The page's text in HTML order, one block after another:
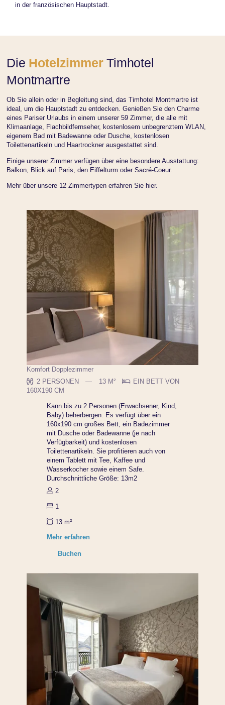
in der französischen Hauptstadt.
Die HotelzimmerTimhotel
Montmartre
Ob Sie allein oder in Begleitung sind, das Timhotel Montmartre ist
ideal, um die Hauptstadt zu entdecken. Genießen Sie den Charme
eines Pariser Urlaubs in einem unserer 59 Zimmer, die alle mit
Klimaanlage, Flachbildfernseher, kostenlosem unbegrenztem WLAN,
eigenem Bad mit Badewanne oder Dusche, kostenlosen
Toilettenartikeln und Haartrockner ausgestattet sind.
Einige unserer Zimmer verfügen über eine besondere Ausstattung:
Balkon, Blick auf Paris, den Eiffelturm oder Sacré-Coeur.
Mehr über unsere 12 Zimmertypen erfahren Sie hier.
Komfort Dopplezimmer
2 PERSONEN
13 M²
EIN BETT VON
160X190 CM
Kann bis zu 2 Personen (Erwachsener, Kind,
Baby) beherbergen. Es verfügt über ein
160x190 cm großes Bett, ein Badezimmer
mit Dusche oder Badewanne (je nach
Verfügbarkeit) und kostenlosen
Toilettenartikeln. Sie profitieren auch von
einem Tablett mit Tee, Kaffee und
Wasserkocher sowie einem Safe.
Durchschnittliche Größe: 13m2
2
1
13 m²
Mehr erfahren
Buchen